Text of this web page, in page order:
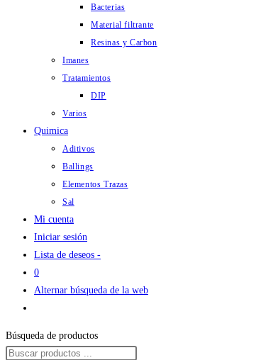
Bacterias
Material filtrante
Resinas y Carbon
Imanes
Tratamientos
DIP
Varios
Quimica
Aditivos
Ballings
Elementos Trazas
Sal
Mi cuenta
Iniciar sesión
Lista de deseos -
0
Alternar búsqueda de la web
Búsqueda de productos